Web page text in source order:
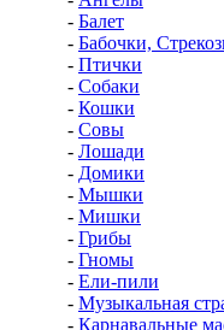
- Балет
- Бабочки,
- Птички
- Собаки
- Кошки
- Совы
- Лошади
- Домики
- Мышки
- Мишки
- Грибы
- Гномы
- Ели-пили
- Музыкальная
- Карнавальные